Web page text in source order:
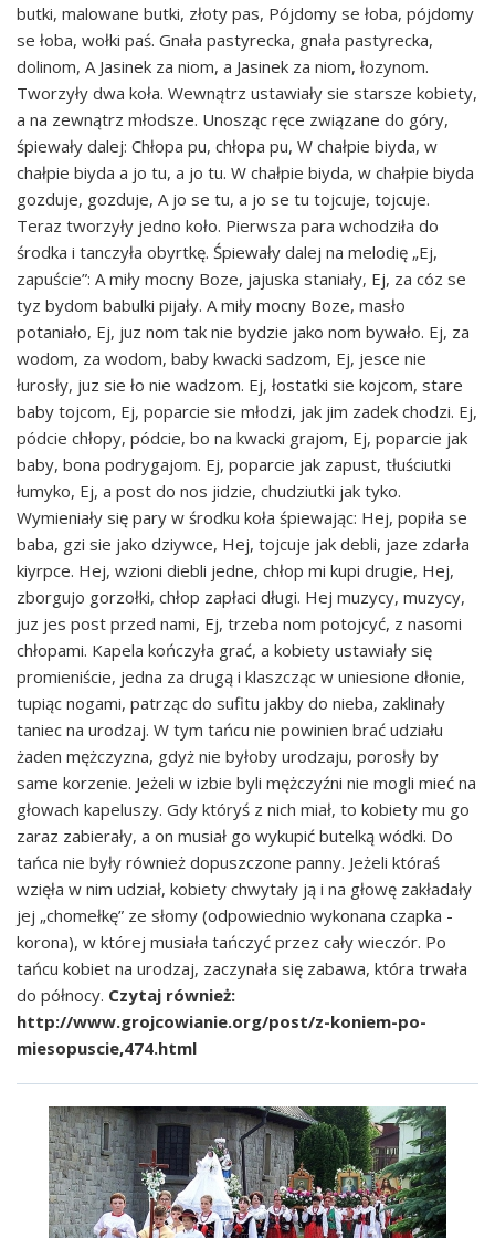
butki, malowane butki, złoty pas, Pójdomy se łoba, pójdomy
se łoba, wołki paś. Gnała pastyrecka, gnała pastyrecka,
dolinom, A Jasinek za niom, a Jasinek za niom, łozynom.
Tworzyły dwa koła. Wewnątrz ustawiały sie starsze kobiety,
a na zewnątrz młodsze. Unosząc ręce związane do góry,
śpiewały dalej: Chłopa pu, chłopa pu, W chałpie biyda, w
chałpie biyda a jo tu, a jo tu. W chałpie biyda, w chałpie biyda
gozduje, gozduje, A jo se tu, a jo se tu tojcuje, tojcuje.
Teraz tworzyły jedno koło. Pierwsza para wchodziła do
środka i tanczyła obyrtkę. Śpiewały dalej na melodię „Ej,
zapuście”: A miły mocny Boze, jajuska staniały, Ej, za cóz se
tyz bydom babulki pijały. A miły mocny Boze, masło
potaniało, Ej, juz nom tak nie bydzie jako nom bywało. Ej, za
wodom, za wodom, baby kwacki sadzom, Ej, jesce nie
łurosły, juz sie ło nie wadzom. Ej, łostatki sie kojcom, stare
baby tojcom, Ej, poparcie sie młodzi, jak jim zadek chodzi. Ej,
pódcie chłopy, pódcie, bo na kwacki grajom, Ej, poparcie jak
baby, bona podrygajom. Ej, poparcie jak zapust, tłuściutki
łumyko, Ej, a post do nos jidzie, chudziutki jak tyko.
Wymieniały się pary w środku koła śpiewając: Hej, popiła se
baba, gzi sie jako dziywce, Hej, tojcuje jak debli, jaze zdarła
kiyrpce. Hej, wzioni diebli jedne, chłop mi kupi drugie, Hej,
zborgujo gorzołki, chłop zapłaci długi. Hej muzycy, muzycy,
juz jes post przed nami, Ej, trzeba nom potojcyć, z nasomi
chłopami. Kapela kończyła grać, a kobiety ustawiały się
promieniście, jedna za drugą i klaszcząc w uniesione dłonie,
tupiąc nogami, patrząc do sufitu jakby do nieba, zaklinały
taniec na urodzaj. W tym tańcu nie powinien brać udziału
żaden mężczyzna, gdyż nie byłoby urodzaju, porosły by
same korzenie. Jeżeli w izbie byli mężczyźni nie mogli mieć na
głowach kapeluszy. Gdy któryś z nich miał, to kobiety mu go
zaraz zabierały, a on musiał go wykupić butelką wódki. Do
tańca nie były również dopuszczone panny. Jeżeli któraś
wzięła w nim udział, kobiety chwytały ją i na głowę zakładały
jej „chomełkę” ze słomy (odpowiednio wykonana czapka -
korona), w której musiała tańczyć przez cały wieczór. Po
tańcu kobiet na urodzaj, zaczynała się zabawa, która trwała
do północy. Czytaj również:
http://www.grojcowianie.org/post/z-koniem-po-
miesopuscie,474.html